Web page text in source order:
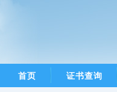
首页 证书查询